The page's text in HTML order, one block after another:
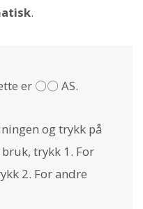
.
er 〇〇 AS.
og trykk på
trykk 1. For
2. For andre